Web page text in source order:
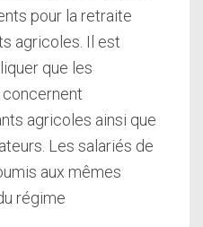
pour la retraite
agricoles. Il est
que les
agricoles ainsi que
Les salariés de
aux mêmes
régime